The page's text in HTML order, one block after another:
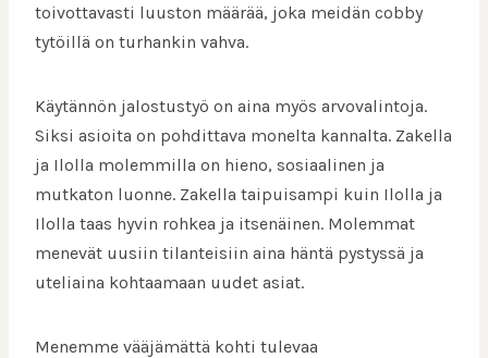
toivottavasti luuston määrää, joka meidän cobby
tytöillä on turhankin vahva.
Käytännön jalostustyö on aina myös arvovalintoja.
Siksi asioita on pohdittava monelta kannalta. Zakella
ja Ilolla molemmilla on hieno, sosiaalinen ja
mutkaton luonne. Zakella taipuisampi kuin Ilolla ja
Ilolla taas hyvin rohkea ja itsenäinen. Molemmat
menevät uusiin tilanteisiin aina häntä pystyssä ja
uteliaina kohtaamaan uudet asiat.
Menemme vääjämättä kohti tulevaa